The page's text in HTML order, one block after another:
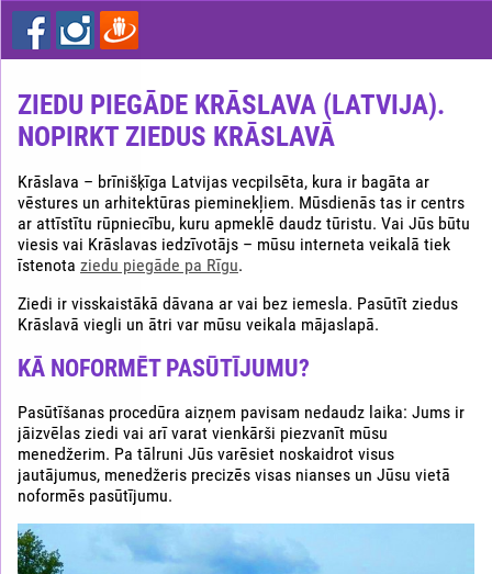
Ziedu
piegāde
rīgā
ZIEDU PIEGĀDE KRĀSLAVA (LATVIJA).
NOPIRKT ZIEDUS KRĀSLAVĀ
Krāslava – brīnišķīga Latvijas vecpilsēta, kura ir bagāta ar
vēstures un arhitektūras pieminekļiem. Mūsdienās tas ir centrs
ar attīstītu rūpniecību, kuru apmeklē daudz tūristu. Vai Jūs būtu
viesis vai Krāslavas iedzīvotājs – mūsu interneta veikalā tiek
īstenota ziedu piegāde pa Rīgu.
Ziedi ir visskaistākā dāvana ar vai bez iemesla. Pasūtīt ziedus
Krāslavā viegli un ātri var mūsu veikala mājaslapā.
KĀ NOFORMĒT PASŪTĪJUMU?
Pasūtīšanas procedūra aizņem pavisam nedaudz laika: Jums ir
jāizvēlas ziedi vai arī varat vienkārši piezvanīt mūsu
menedžerim. Pa tālruni Jūs varēsiet noskaidrot visus
jautājumus, menedžeris precizēs visas nianses un Jūsu vietā
noformēs pasūtījumu.